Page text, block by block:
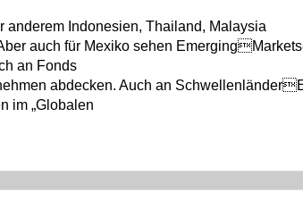
anderem Indonesien, Thailand, Malaysia
auch für Mexiko sehen
an Fonds
abdecken. Auch an
im „Globalen